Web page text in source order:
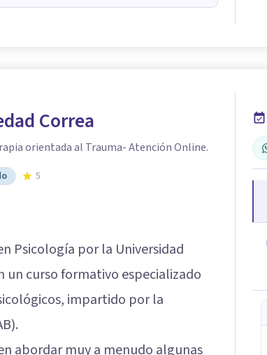
Correa
orientada al Trauma- Atención Online.
5
Psicología por la Universidad
un curso formativo especializado
impartido por la
abordar muy a menudo algunas